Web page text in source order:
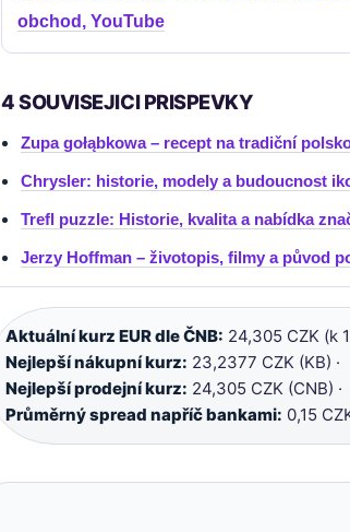
obchod, YouTube
4 SOUVISEJICI PRISPEVKY
Zupa gołąbkowa – recept na tradiční
Chrysler: historie, modely a budoucnost
Trefl puzzle: Historie, kvalita a nabídka
Jerzy Hoffman – životopis, filmy a původ
Aktuální kurz EUR dle ČNB: 24,305 CZK (k
Nejlepší nákupní kurz: 23,2377 CZK (KB) ·
Nejlepší prodejní kurz: 24,305 CZK (CNB) ·
Průměrný spread napříč bankami: 0,15